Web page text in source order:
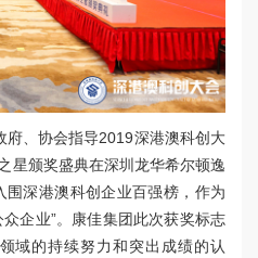
府、协会指导2019深港澳科创大
星颁奖盛典在深圳龙华希尔顿逸
深港澳科创企业百强榜，作为
企业”。康佳集团此次获奖标志
域的持续努力和突出成绩的认